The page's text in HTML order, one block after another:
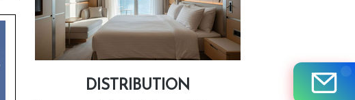
DISTRIBUTION